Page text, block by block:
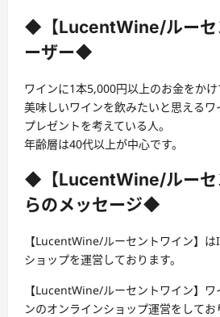
◆【LucentWine/ルーセ
ーザー◆
ワインに1本5,000円以上のお金をかけ
美味しいワインを飲みたいと思えるワ
プレゼントを考えている人。
年齢層は40代以上が中心です。
◆【LucentWine/ルーセ
らのメッセージ◆
【LucentWine/ルーセントワイン】
ショップを運営しております。
【LucentWine/ルーセントワイン】
ンのオンラインショップ運営をしてお